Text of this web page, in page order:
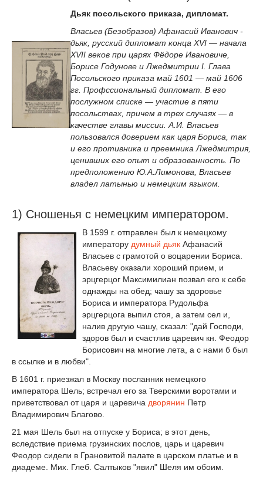
Дьяк посольского приказа, дипломат.
Власьев (Безобразов) Афанасий Иванович -
дьяк, русский дипломат конца XVI — начала
XVII веков при царях Фёдоре Ивановиче,
Борисе Годунове и Лжедмитрии I. Глава
Посольского приказа май 1601 — май 1606
гг. Профссиональный дипломат. В его
послужном списке — участие в пяти
посольствах, причем в трех случаях — в
качестве главы миссии. А.И. Власьев
пользовался доверием как царя Бориса, так
и его противника и преемника Лжедмитрия,
ценивших его опыт и образованность. По
предположению Ю.А.Лимонова, Власьев
владел латынью и немецким языком.
1) Сношенья с немецким императором.
В 1599 г. отправлен был к немецкому
императору думный дьяк Афанасий
Власьев с грамотой о воцарении Бориса.
Власьеву оказали хороший прием, и
эрцгерцог Максимилиан позвал его к себе
однажды на обед; чашу за здоровье
Бориса и императора Рудольфа
эрцгерцога выпил стоя, а затем сел и,
налив другую чашу, сказал: "дай Господи,
здоров был и счастлив царевич кн. Феодор
Борисович на многие лета, а с нами б был
в ссылке и в любви".
В 1601 г. приезжал в Москву посланник немецкого
императора Шель; встречал его за Тверскими воротами и
приветствовал от царя и царевича дворянин Петр
Владимирович Благово.
21 мая Шель был на отпуске у Бориса; в этот день,
вследствие приема грузинских послов, царь и царевич
Феодор сидели в Грановитой палате в царском платье и в
диадеме. Мих. Глеб. Салтыков "явил" Шеля им обоим.